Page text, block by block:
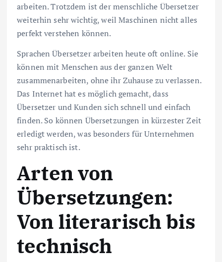
arbeiten. Trotzdem ist der menschliche Übersetzer
weiterhin sehr wichtig, weil Maschinen nicht alles
perfekt verstehen können.
Sprachen Übersetzer arbeiten heute oft online. Sie
können mit Menschen aus der ganzen Welt
zusammenarbeiten, ohne ihr Zuhause zu verlassen.
Das Internet hat es möglich gemacht, dass
Übersetzer und Kunden sich schnell und einfach
finden. So können Übersetzungen in kürzester Zeit
erledigt werden, was besonders für Unternehmen
sehr praktisch ist.
Arten von
Übersetzungen:
Von literarisch bis
technisch